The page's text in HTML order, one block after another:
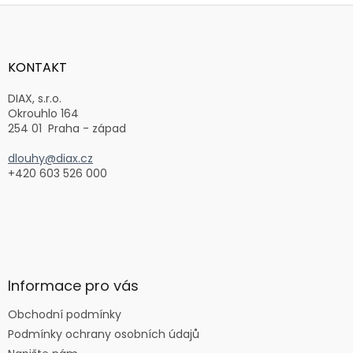
Z
aKONTAKT
DIAX, s.r.o.
Okrouhlo 164
254 01 Praha - západ
dlouhy@diax.cz
+420 603 526 000
Informace pro vás
Obchodní podmínky
Podmínky ochrany osobních údajů